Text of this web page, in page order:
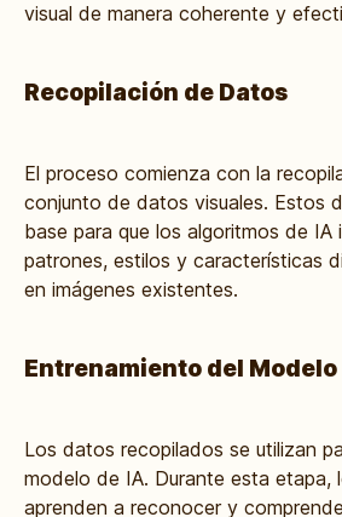
visual de manera coherente y
Recopilación de Datos
El proceso comienza con la
conjunto de datos visuales. Estos
base para que los algoritmos de IA
patrones, estilos y características
en imágenes existentes.
Entrenamiento del Modelo
Los datos recopilados se utilizan
modelo de IA. Durante esta etapa,
aprenden a reconocer y